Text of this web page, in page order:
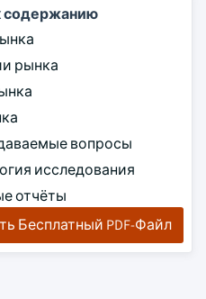
содержанию
рынка
вопросы
исследования
отчёты
Бесплатный PDF-Файл